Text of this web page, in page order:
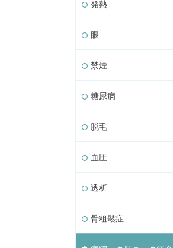
発熱
眼
禁煙
糖尿病
脱毛
血圧
透析
骨粗鬆症